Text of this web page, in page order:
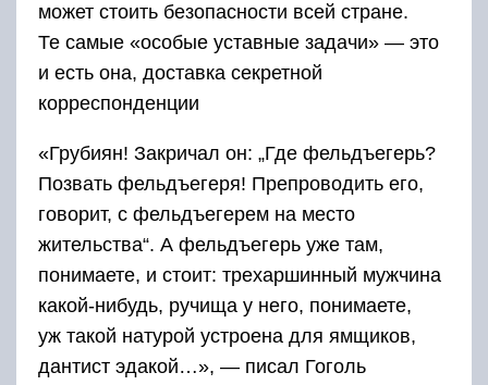
может стоить безопасности всей стране.
Те самые «особые уставные задачи» — это
и есть она, доставка секретной
корреспонденции
«Грубиян! Закричал он: „Где фельдъегерь?
Позвать фельдъегеря! Препроводить его,
говорит, с фельдъегерем на место
жительства“. А фельдъегерь уже там,
понимаете, и стоит: трехаршинный мужчина
какой-нибудь, ручища у него, понимаете,
уж такой натурой устроена для ямщиков,
дантист эдакой…», — писал Гоголь